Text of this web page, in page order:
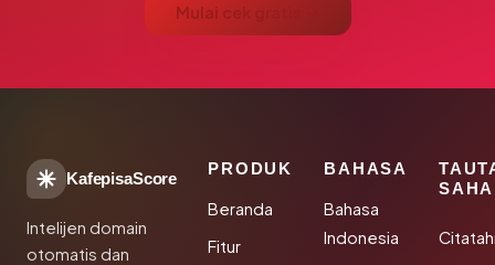
Mulai cek gratis →
KafepisaScore
Intelijen domain
otomatis dan
PRODUK
Beranda
Fitur
BAHASA
Bahasa
Indonesia